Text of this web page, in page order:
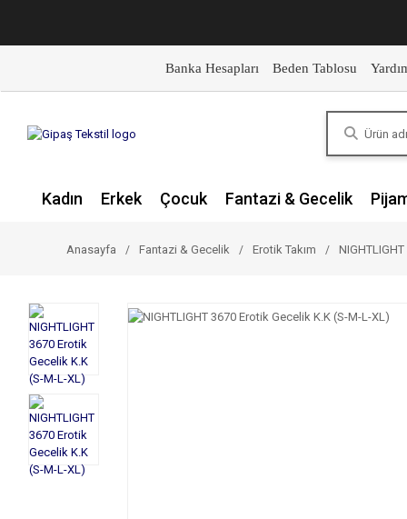
Banka Hesapları Beden Tablosu
Kadın Erkek Çocuk Fantazi & Gecelik
Anasayfa Fantazi & Gecelik Erotik Takım